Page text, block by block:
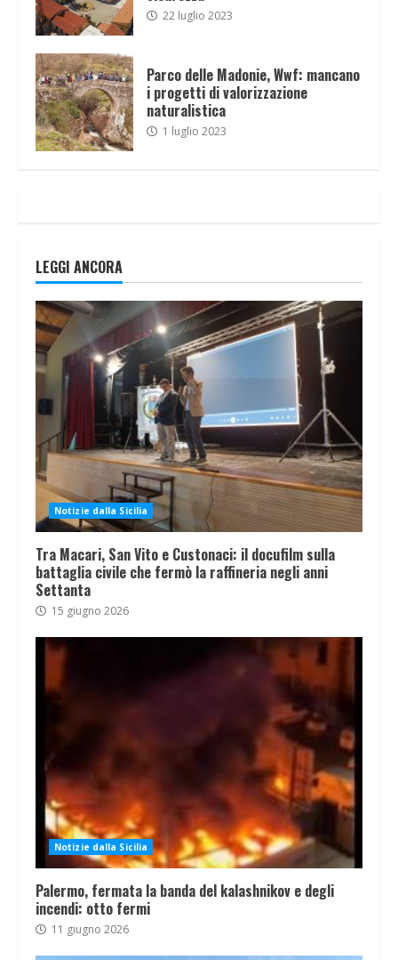
22 luglio 2023
Parco delle Madonie, Wwf: mancano
i progetti di valorizzazione
naturalistica
1 luglio 2023
LEGGI ANCORA
Notizie dalla Sicilia
Tra Macari, San Vito e Custonaci: il docufilm sulla
battaglia civile che fermò la raffineria negli anni
Settanta
15 giugno 2026
Notizie dalla Sicilia
Palermo, fermata la banda del kalashnikov e degli
incendi: otto fermi
11 giugno 2026